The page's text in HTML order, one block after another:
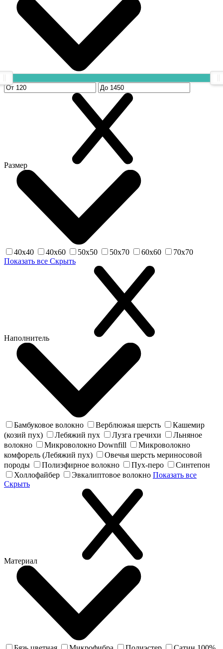
Размер
40х40 40х60 50х50 50х70 60х60
70х70
Показать все Скрыть
Наполнитель
Бамбуковое волокно Верблюжья шерсть
Кашемир
(козий пух)
Лебяжий пух Лузга гречихи
Льняное
волокно
Микроволокно Downfill
Микроволокно
комфорель (Лебяжий пух)
Овечья шерсть мериносовой
породы
Полиэфирное волокно Пух-перо
Синтепон
Холлофайбер
Эвкалиптовое волокно Показать все
Скрыть
Материал